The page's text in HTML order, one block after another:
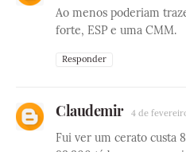
Ao menos poderiam
forte, ESP e uma CMM.
Responder
Claudemir 4 de
Fui ver um cerato custa